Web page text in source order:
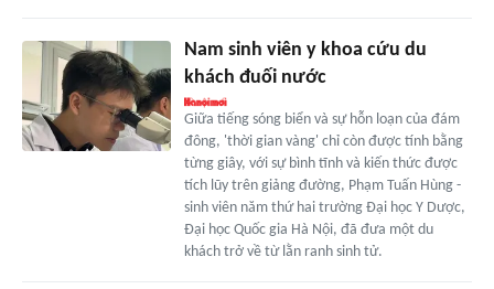
Nam sinh viên y khoa cứu du
khách đuối nước
Giữa tiếng sóng biển và sự hỗn loạn của đám
đông, 'thời gian vàng' chỉ còn được tính bằng
từng giây, với sự bình tĩnh và kiến thức được
tích lũy trên giảng đường, Phạm Tuấn Hùng -
sinh viên năm thứ hai trường Đại học Y Dược,
Đại học Quốc gia Hà Nội, đã đưa một du
khách trở về từ lằn ranh sinh tử.